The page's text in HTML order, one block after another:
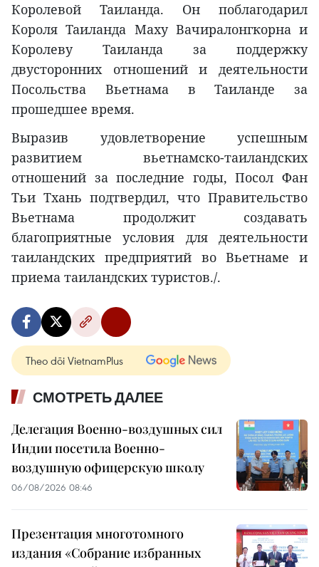
Королевой Таиланда. Он поблагодарил
Короля Таиланда Маху Вачиралонгкорна и
Королеву Таиланда за поддержку
двусторонних отношений и деятельности
Посольства Вьетнама в Таиланде за
прошедшее время.
Выразив удовлетворение успешным
развитием вьетнамско-таиландских
отношений за последние годы, Посол Фан
Тьи Тхань подтвердил, что Правительство
Вьетнама продолжит создавать
благоприятные условия для деятельности
таиландских предприятий во Вьетнаме и
приема таиландских туристов./.
Theo dõi VietnamPlus
СМОТРЕТЬ ДАЛЕЕ
Делегация Военно-воздушных сил
Индии посетила Военно-
воздушную офицерскую школу
06/08/2026 08:46
Презентация многотомного
издания «Собрание избранных